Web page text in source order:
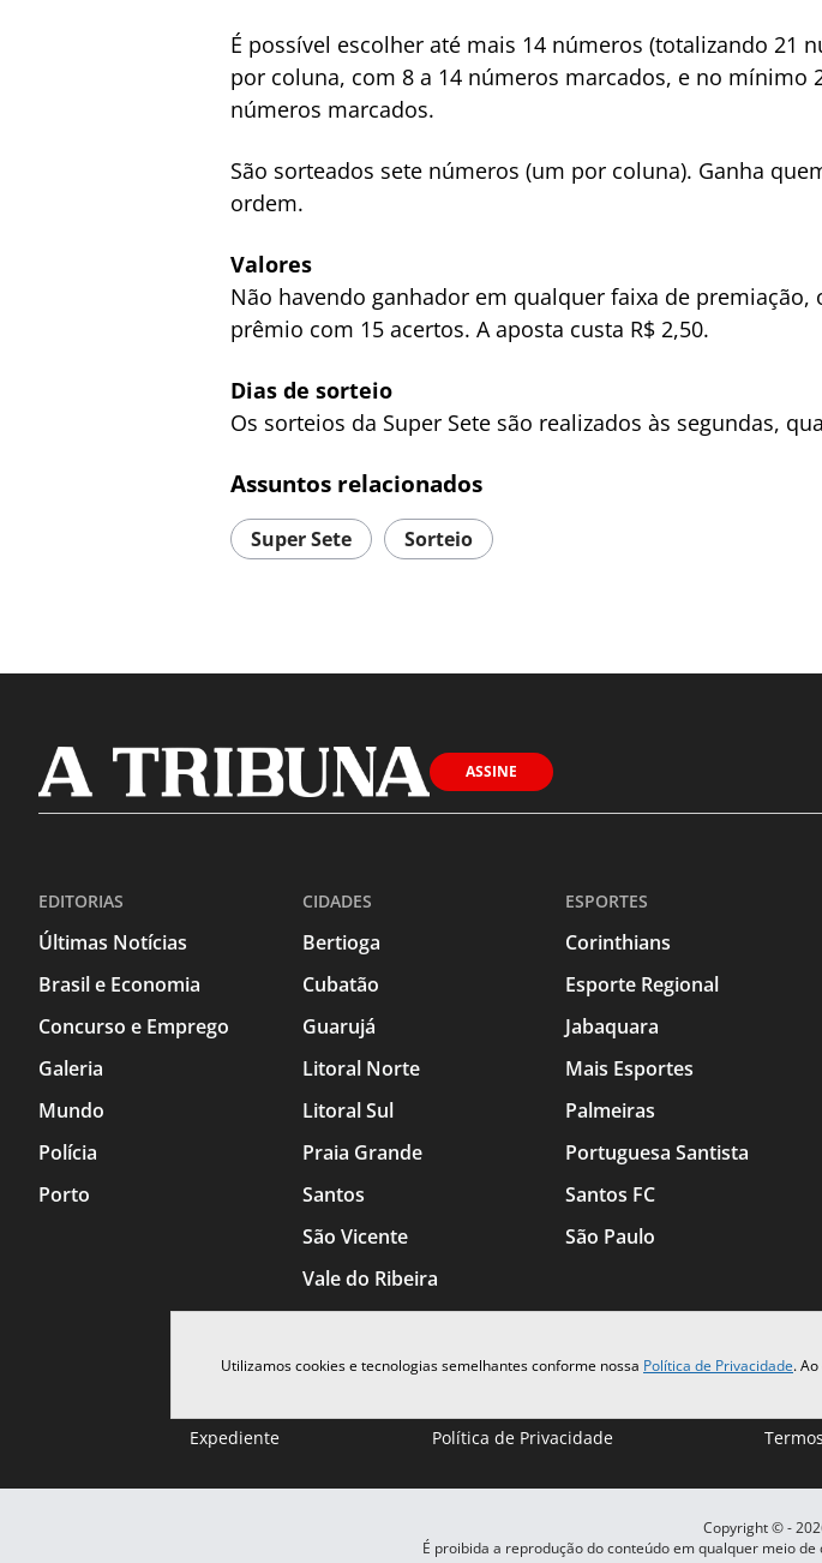
É possível escolher até mais 14 números (totalizando
por coluna, com 8 a 14 números marcados, e no mínimo
números marcados.
São sorteados sete números (um por coluna). Ganha
ordem.
Valores
Não havendo ganhador em qualquer faixa de
prêmio com 15 acertos. A aposta custa R$ 2,50.
Dias de sorteio
Os sorteios da Super Sete são realizados às segundas,
Assuntos relacionados
Super Sete Sorteio
Utilizamos cookies e tecnologias semelhantes conforme nossa Política de Privacidade.
ASSINE
EDITORIAS
Últimas Notícias
Brasil e Economia
Concurso e Emprego
Galeria
Mundo
Polícia
Porto
CIDADES
Bertioga
Cubatão
Guarujá
Litoral Norte
Litoral Sul
Praia Grande
Santos
São Vicente
Vale do Ribeira
ESPORTES
Corinthians
Esporte Regional
Jabaquara
Mais Esportes
Palmeiras
Portuguesa Santista
Santos FC
São Paulo
Expediente Política de Privacidade
Copyright © -
É proibida a reprodução do conteúdo em qualquer meio